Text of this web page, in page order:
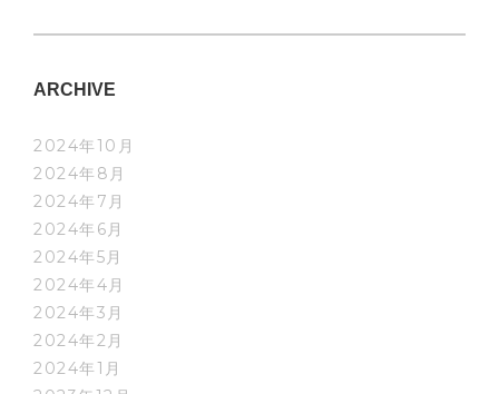
ARCHIVE
2024年10月
2024年8月
2024年7月
2024年6月
2024年5月
2024年4月
2024年3月
2024年2月
2024年1月